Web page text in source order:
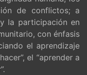
de conflictos; a
la participación en
con énfasis
el aprendizaje
el “aprender a